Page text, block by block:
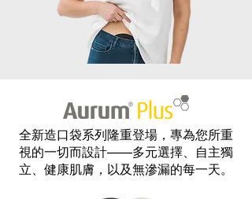
全新造口袋系列隆重登場，專為您所重
視的一切而設計——多元選擇、自主獨
立、健康肌膚，以及無滲漏的每一天。